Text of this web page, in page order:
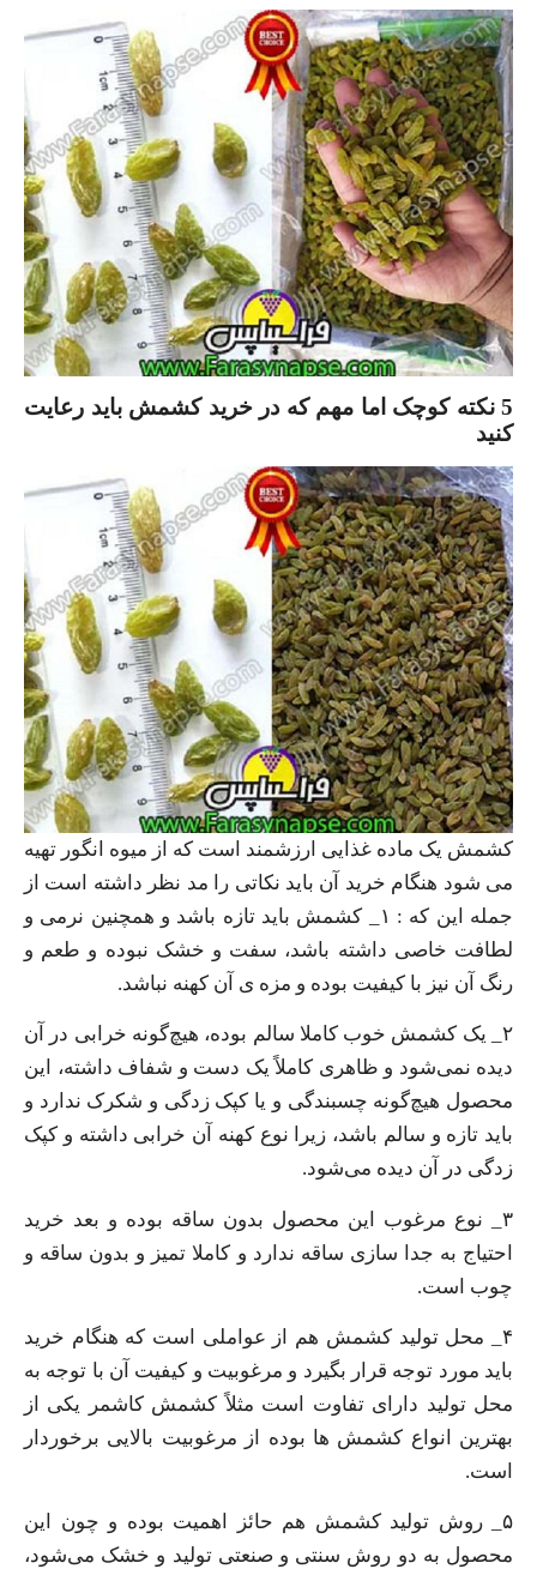
5 نکته کوچک اما مهم که در خرید کشمش باید رعایت
کنید
کشمش یک ماده غذایی ارزشمند است که از میوه انگور تهیه
می شود هنگام خرید آن باید نکاتی را مد نظر داشته است از
جمله این که : ۱_ کشمش باید تازه باشد و همچنین نرمی و
لطافت خاصی داشته باشد، سفت و خشک نبوده و طعم و
رنگ آن نیز با کیفیت بوده و مزه ی آن کهنه نباشد.
۲_ یک کشمش خوب کاملا سالم بوده، هیچ‌گونه خرابی در آن
دیده نمی‌شود و ظاهری کاملاً یک دست و شفاف داشته، این
محصول هیچ‌گونه چسبندگی و یا کپک زدگی و شکرک ندارد و
باید تازه و سالم باشد، زیرا نوع کهنه آن خرابی داشته و کپک
زدگی در آن دیده می‌شود.
۳_ نوع مرغوب این محصول بدون ساقه بوده و بعد خرید
احتیاج به جدا سازی ساقه ندارد و کاملا تمیز و بدون ساقه و
چوب است.
۴_ محل تولید کشمش هم از عواملی است که هنگام خرید
باید مورد توجه قرار بگیرد و مرغوبیت و کیفیت آن با توجه به
محل تولید دارای تفاوت است مثلاً کشمش کاشمر یکی از
بهترین انواع کشمش ها بوده از مرغوبیت بالایی برخوردار
است.
۵_ روش تولید کشمش هم حائز اهمیت بوده و چون این
محصول به دو روش سنتی و صنعتی تولید و خشک می‌شود،